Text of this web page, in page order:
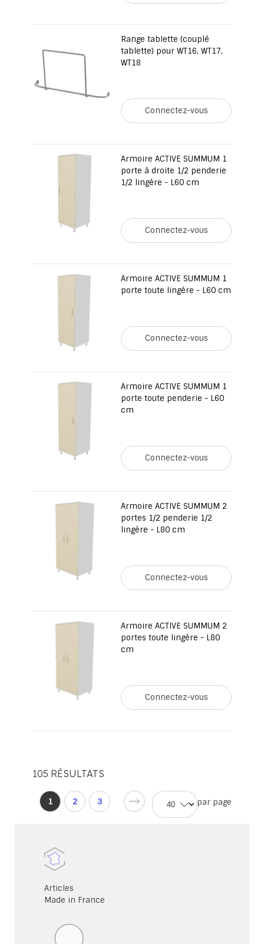
Range tablette (couplé
tablette) pour WT16, WT17,
WT18
Connectez-vous
Armoire ACTIVE SUMMUM 1
porte à droite 1/2 penderie
1/2 lingère - L60 cm
Connectez-vous
Armoire ACTIVE SUMMUM 1
porte toute lingère - L60 cm
Connectez-vous
Armoire ACTIVE SUMMUM 1
porte toute penderie - L60
cm
Connectez-vous
Armoire ACTIVE SUMMUM 2
portes 1/2 penderie 1/2
lingère - L80 cm
Connectez-vous
Armoire ACTIVE SUMMUM 2
portes toute lingère - L80
cm
Connectez-vous
105 RÉSULTATS
d'accueil
Vous
lisez
page
1
Page
2
Page
3 par page
Articles
Made in France